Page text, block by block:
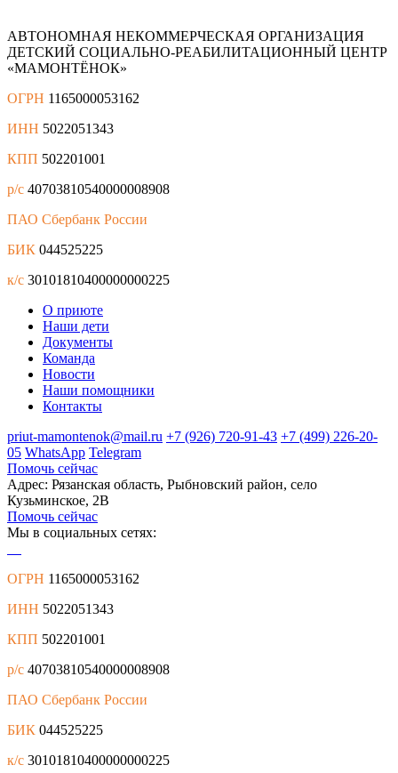
АВТОНОМНАЯ НЕКОММЕРЧЕСКАЯ ОРГАНИЗАЦИЯ
ДЕТСКИЙ СОЦИАЛЬНО-РЕАБИЛИТАЦИОННЫЙ ЦЕНТР
«МАМОНТЁНОК»
ОГРН 1165000053162
ИНН 5022051343
КПП 502201001
р/с 40703810540000008908
ПАО Сбербанк России
БИК 044525225
к/с 30101810400000000225
О приюте
Наши дети
Документы
Команда
Новости
Наши помощники
Контакты
priut-mamontenok@mail.ru +7 (926) 720-91-43 +7 (499) 226-20-
05 WhatsApp Telegram
Помочь сейчас
Адрес: Рязанская область, Рыбновский район, село
Кузьминское, 2В
Помочь сейчас
Мы в социальных сетях:
ОГРН 1165000053162
ИНН 5022051343
КПП 502201001
р/с 40703810540000008908
ПАО Сбербанк России
БИК 044525225
к/с 30101810400000000225